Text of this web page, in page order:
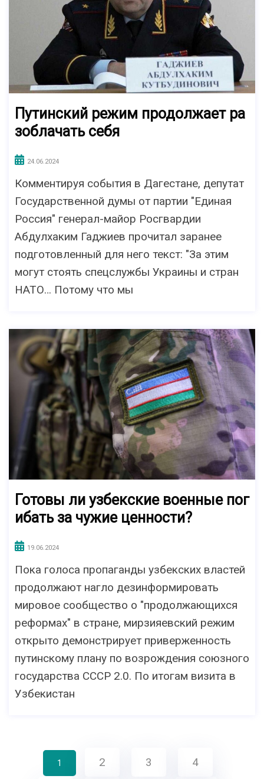
Путинский режим продолжает ра
зоблачать себя
24.06.2024
Комментируя события в Дагестане, депутат
Государственной думы от партии "Единая
Россия" генерал-майор Росгвардии
Абдулхаким Гаджиев прочитал заранее
подготовленный для него текст: "За этим
могут стоять спецслужбы Украины и стран
НАТО… Потому что мы
Готовы ли узбекские военные пог
ибать за чужие ценности?
19.06.2024
Пока голоса пропаганды узбекских властей
продолжают нагло дезинформировать
мировое сообщество о "продолжающихся
реформах" в стране, мирзияевский режим
открыто демонстрирует приверженность
путинскому плану по возрождения союзного
государства СССР 2.0. По итогам визита в
Узбекистан
1 2 3 4